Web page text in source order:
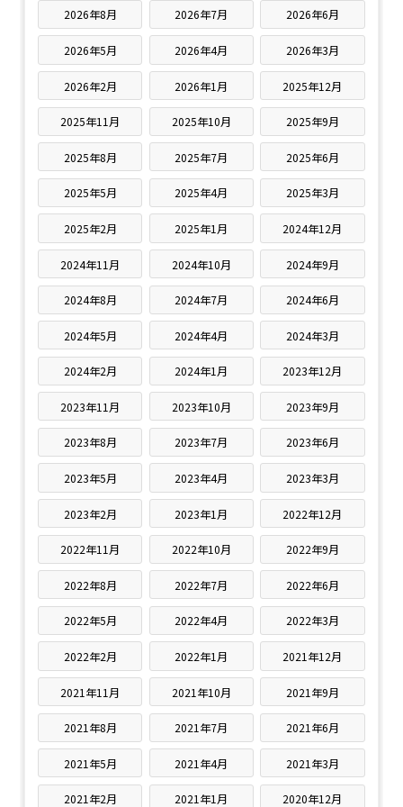
2026年8月 2026年7月 2026年6月
2026年5月 2026年4月 2026年3月
2026年2月 2026年1月 2025年12月
2025年11月 2025年10月 2025年9月
2025年8月 2025年7月 2025年6月
2025年5月 2025年4月 2025年3月
2025年2月 2025年1月 2024年12月
2024年11月 2024年10月 2024年9月
2024年8月 2024年7月 2024年6月
2024年5月 2024年4月 2024年3月
2024年2月 2024年1月 2023年12月
2023年11月 2023年10月 2023年9月
2023年8月 2023年7月 2023年6月
2023年5月 2023年4月 2023年3月
2023年2月 2023年1月 2022年12月
2022年11月 2022年10月 2022年9月
2022年8月 2022年7月 2022年6月
2022年5月 2022年4月 2022年3月
2022年2月 2022年1月 2021年12月
2021年11月 2021年10月 2021年9月
2021年8月 2021年7月 2021年6月
2021年5月 2021年4月 2021年3月
2021年2月 2021年1月 2020年12月